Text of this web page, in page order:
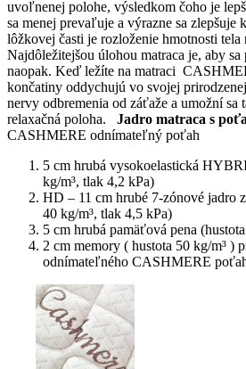
uvoľnenej polohe, výsledkom čoho je
sa menej prevaľuje a výrazne sa zlepšuje
lôžkovej časti je rozloženie hmotnosti tela
Najdôležitejšou úlohou matraca je, aby
naopak. Keď ležíte na matraci
končatiny oddychujú vo svojej
nervy odbremenia od záťaže a umožní sa
relaxačná poloha. Jadro matraca s
CASHMERE odnímateľný poťah
5 cm hrubá vysokoelastická
kg/m³, tlak 4,2 kPa)
HD – 11 cm hrubé 7-zónové jadro
40 kg/m³, tlak 4,5 kPa)
5 cm hrubá pamäťová pena
2 cm memory ( hustota 50 kg/m³ )
odnímateľného CASHMERE